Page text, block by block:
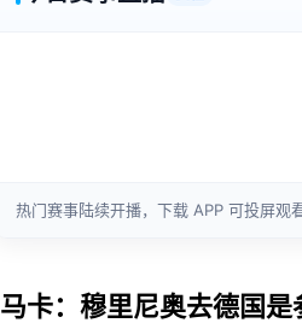
马卡：穆里尼奥去德国